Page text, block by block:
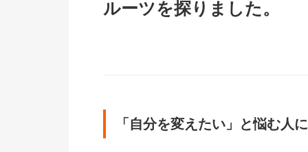
ルーツを探りました。
「自分を変えたい」と悩む人